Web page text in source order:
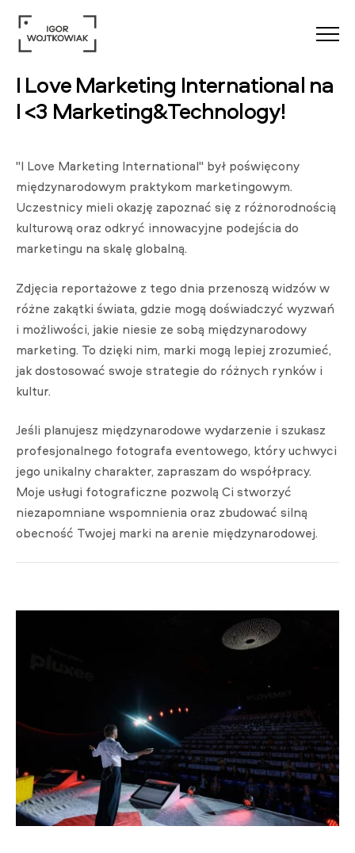
I Love Marketing International na
I <3 Marketing&Technology!
"I Love Marketing International" był poświęcony
międzynarodowym praktykom marketingowym.
Uczestnicy mieli okazję zapoznać się z różnorodnością
kulturową oraz odkryć innowacyjne podejścia do
marketingu na skalę globalną.
Zdjęcia reportażowe z tego dnia przenoszą widzów w
różne zakątki świata, gdzie mogą doświadczyć wyzwań
i możliwości, jakie niesie ze sobą międzynarodowy
marketing. To dzięki nim, marki mogą lepiej zrozumieć,
jak dostosować swoje strategie do różnych rynków i
kultur.
Jeśli planujesz międzynarodowe wydarzenie i szukasz
profesjonalnego fotografa eventowego, który uchwyci
jego unikalny charakter, zapraszam do współpracy.
Moje usługi fotograficzne pozwolą Ci stworzyć
niezapomniane wspomnienia oraz zbudować silną
obecność Twojej marki na arenie międzynarodowej.